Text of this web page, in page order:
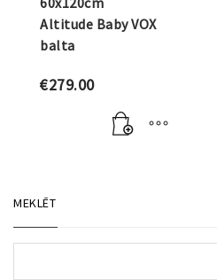
Altitude Baby VOX
balta
€279.00
MEKLĒT